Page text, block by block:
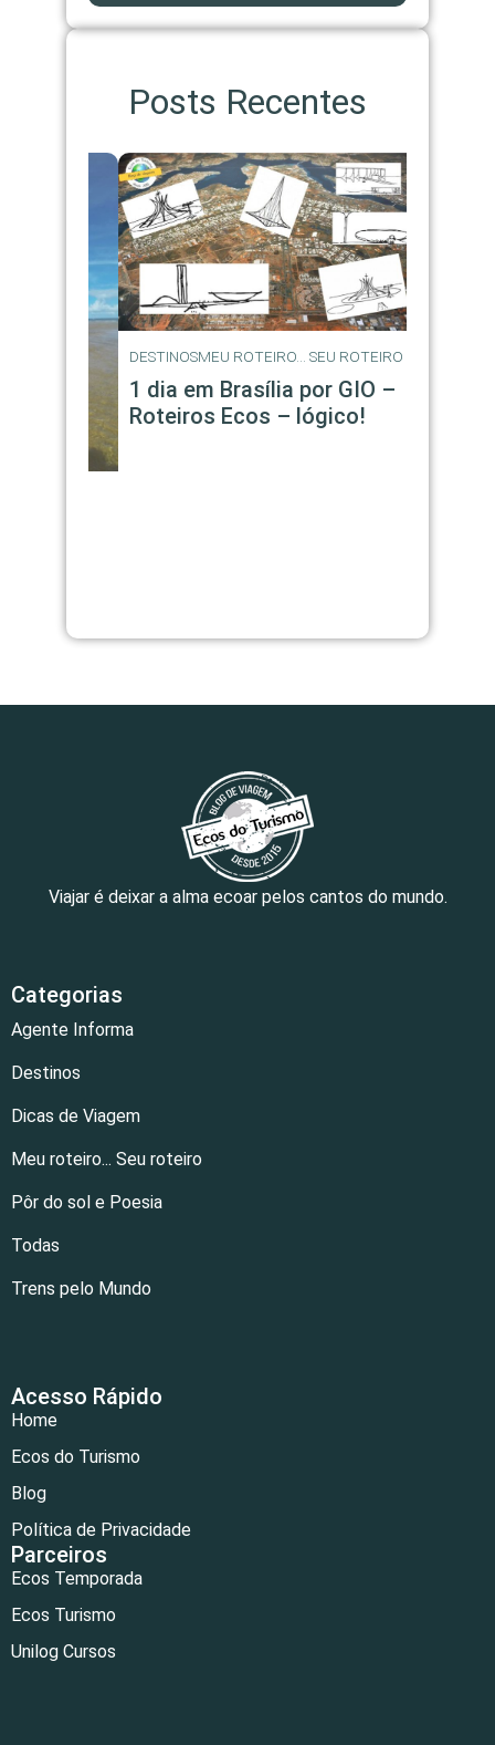
Posts Recentes
DESTINOSMEU ROTEIRO... SEU ROTEIRO
1 dia em Brasília por GIO –
Roteiros Ecos – lógico!
Viajar é deixar a alma ecoar pelos cantos do mundo.
Categorias
Agente Informa
Destinos
Dicas de Viagem
Meu roteiro... Seu roteiro
Pôr do sol e Poesia
Todas
Trens pelo Mundo
Acesso Rápido
Home
Ecos do Turismo
Blog
Política de Privacidade
Parceiros
Ecos Temporada
Ecos Turismo
Unilog Cursos